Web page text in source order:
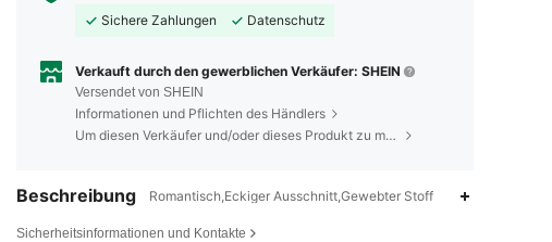
Sichere Zahlungen
Datenschutz
Verkauft durch den gewerblichen Verkäufer: SHEIN
Versendet von SHEIN
Informationen und Pflichten des Händlers
Um diesen Verkäufer und/oder dieses Produkt zu melden
Beschreibung Romantisch,Eckiger Ausschnitt,Gewebter Stoff
Sicherheitsinformationen und Kontakte